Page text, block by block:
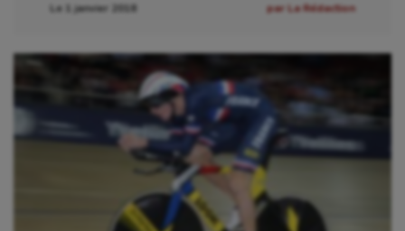
Le 1 janvier 2018 par La Rédaction